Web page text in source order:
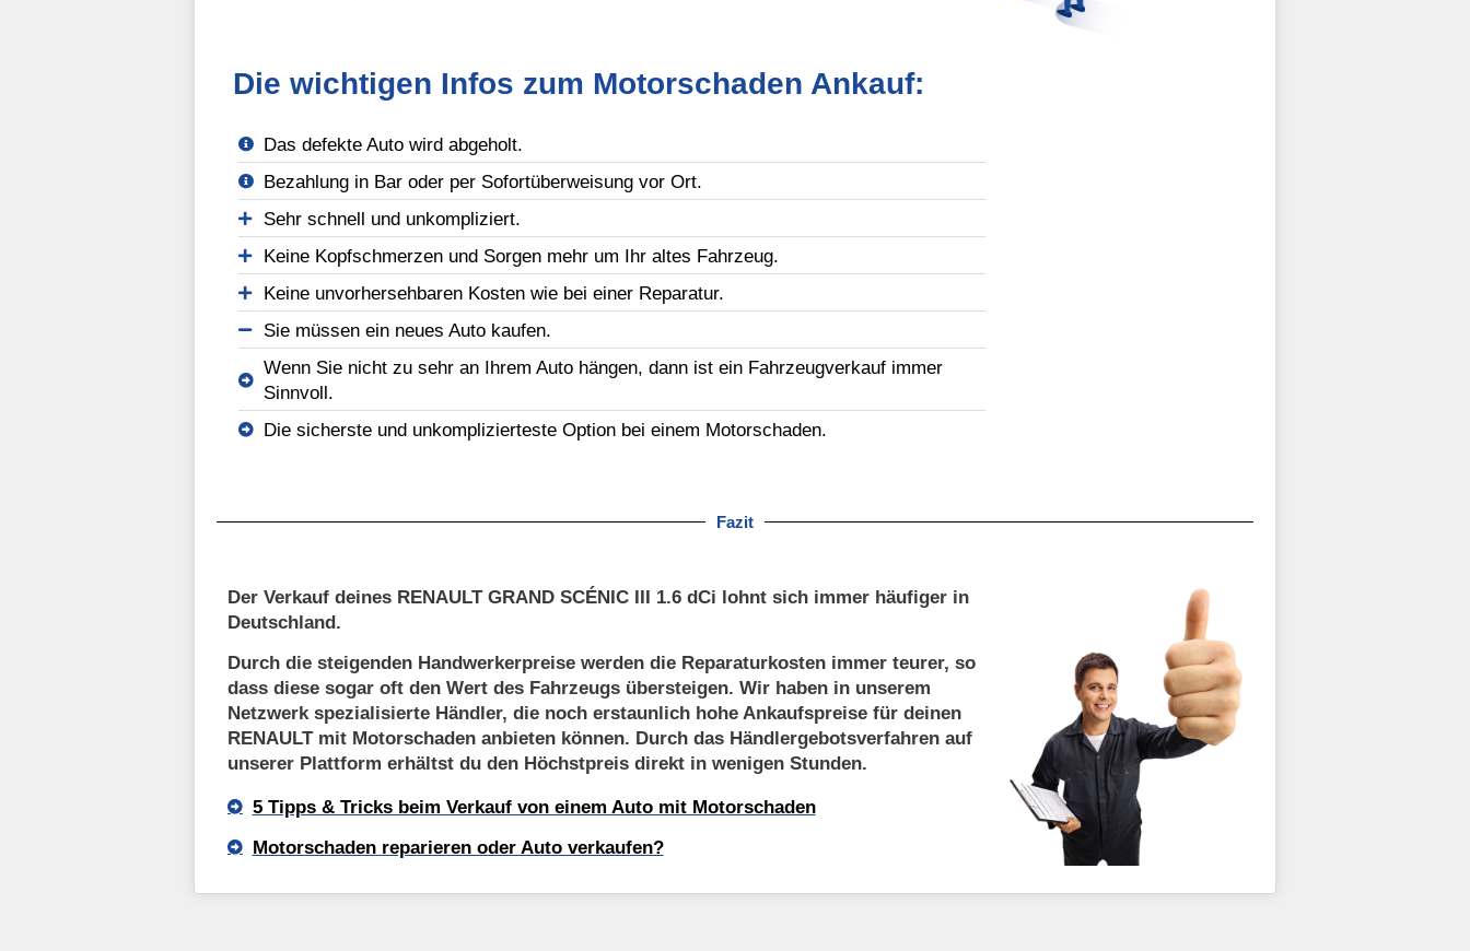
Die wichtigen Infos zum Motorschaden Ankauf:
Das defekte Auto wird abgeholt.
Bezahlung in Bar oder per Sofortüberweisung vor Ort.
Sehr schnell und unkompliziert.
Keine Kopfschmerzen und Sorgen mehr um Ihr altes Fahrzeug.
Keine unvorhersehbaren Kosten wie bei einer Reparatur.
Sie müssen ein neues Auto kaufen.
Wenn Sie nicht zu sehr an Ihrem Auto hängen, dann ist ein Fahrzeugverkauf immer
Sinnvoll.
Die sicherste und unkomplizierteste Option bei einem Motorschaden.
Fazit
Der Verkauf deines RENAULT GRAND SCÉNIC III 1.6 dCi lohnt sich immer häufiger in
Deutschland.
Durch die steigenden Handwerkerpreise werden die Reparaturkosten immer teurer, so
dass diese sogar oft den Wert des Fahrzeugs übersteigen. Wir haben in unserem
Netzwerk spezialisierte Händler, die noch erstaunlich hohe Ankaufspreise für deinen
RENAULT mit Motorschaden anbieten können. Durch das Händlergebotsverfahren auf
unserer Plattform erhältst du den Höchstpreis direkt in wenigen Stunden.
5 Tipps & Tricks beim Verkauf von einem Auto mit Motorschaden
Motorschaden reparieren oder Auto verkaufen?